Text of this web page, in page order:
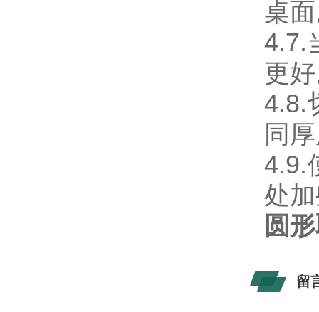
桌
4.7.
更
4.8.
同
4.9.
处
圆
留